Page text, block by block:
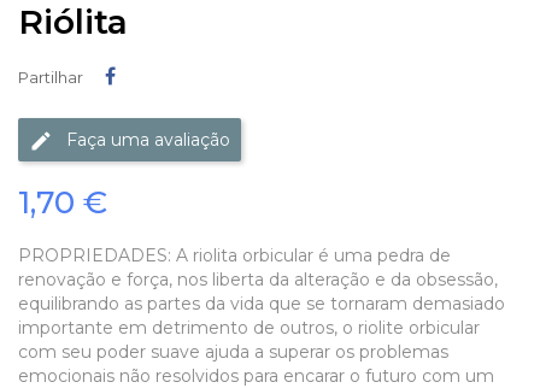
Riólita
Partilhar
Faça uma avaliação
1,70 €
PROPRIEDADES: A riolita orbicular é uma pedra de
renovação e força, nos liberta da alteração e da obsessão,
equilibrando as partes da vida que se tornaram demasiado
importante em detrimento de outros, o riolite orbicular
com seu poder suave ajuda a superar os problemas
emocionais não resolvidos para encarar o futuro com um